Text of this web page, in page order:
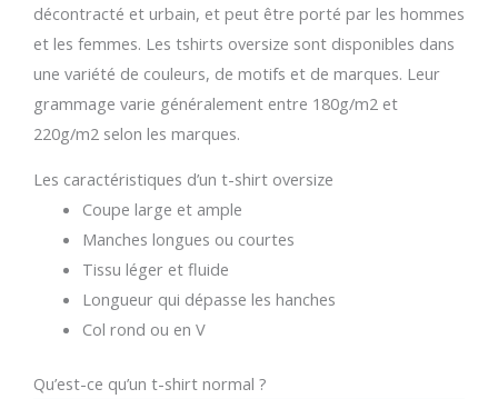
décontracté et urbain, et peut être porté par les hommes
et les femmes. Les tshirts oversize sont disponibles dans
une variété de couleurs, de motifs et de marques. Leur
grammage varie généralement entre 180g/m2 et
220g/m2 selon les marques.
Les caractéristiques d’un t-shirt oversize
Coupe large et ample
Manches longues ou courtes
Tissu léger et fluide
Longueur qui dépasse les hanches
Col rond ou en V
Qu’est-ce qu’un t-shirt normal ?